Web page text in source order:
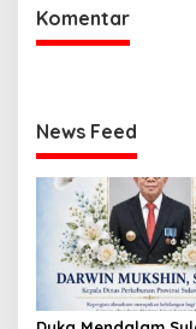
Komentar
News Feed